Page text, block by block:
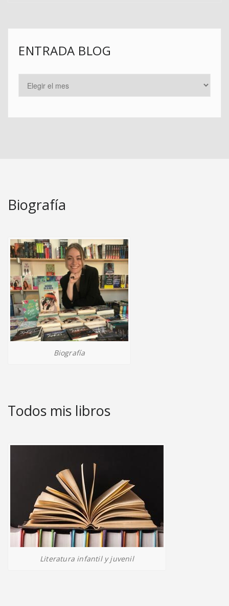
ENTRADA BLOG
Biografía
Biografía
Todos mis libros
Literatura infantil y juvenil